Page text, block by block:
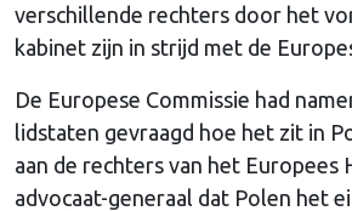
verschillende rechters door het
kabinet zijn in strijd met de
De Europese Commissie had
lidstaten gevraagd hoe het zit in
aan de rechters van het Europees
advocaat-generaal dat Polen het